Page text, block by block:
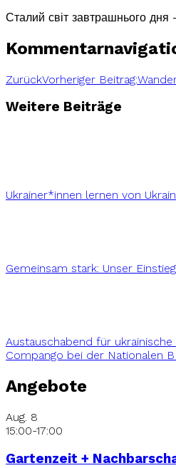
Сталий світ завтрашнього
ZurückVorheriger Beitrag:
Weitere Beiträge
Ukrainer*innen lernen von
Gemeinsam stark: Unser
Austauschabend für
Compango bei der Nationalen
Angebote
Aug. 8
15:00-17:00
Gartenzeit +